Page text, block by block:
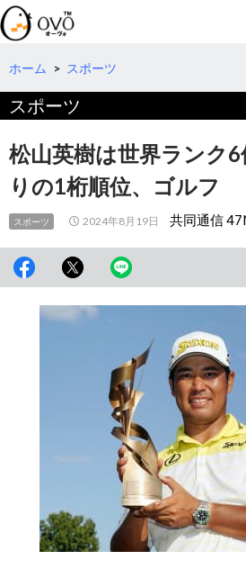
検
索
コ
テ
へ
動
ホーム > スポーツ
スポーツ
松山英樹は世界ランク
りの1桁順位、ゴルフ
スポーツ 2024年8月19日 共同通信